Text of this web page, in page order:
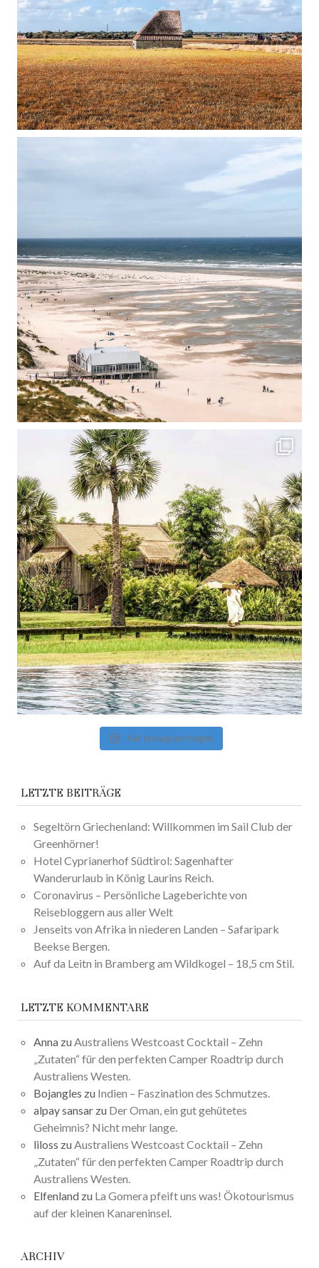
Auf Instagram folgen
LETZTE BEITRÄGE
Segeltörn Griechenland: Willkommen im Sail Club der
Greenhörner!
Hotel Cyprianerhof Südtirol: Sagenhafter
Wanderurlaub in König Laurins Reich.
Coronavirus – Persönliche Lageberichte von
Reisebloggern aus aller Welt
Jenseits von Afrika in niederen Landen – Safaripark
Beekse Bergen.
Auf da Leitn in Bramberg am Wildkogel – 18,5 cm Stil.
LETZTE KOMMENTARE
Anna zu Australiens Westcoast Cocktail – Zehn
„Zutaten“ für den perfekten Camper Roadtrip durch
Australiens Westen.
Bojangles zu Indien – Faszination des Schmutzes.
alpay sansar zu Der Oman, ein gut gehütetes
Geheimnis? Nicht mehr lange.
liloss zu Australiens Westcoast Cocktail – Zehn
„Zutaten“ für den perfekten Camper Roadtrip durch
Australiens Westen.
Elfenland zu La Gomera pfeift uns was! Ökotourismus
auf der kleinen Kanareninsel.
ARCHIV